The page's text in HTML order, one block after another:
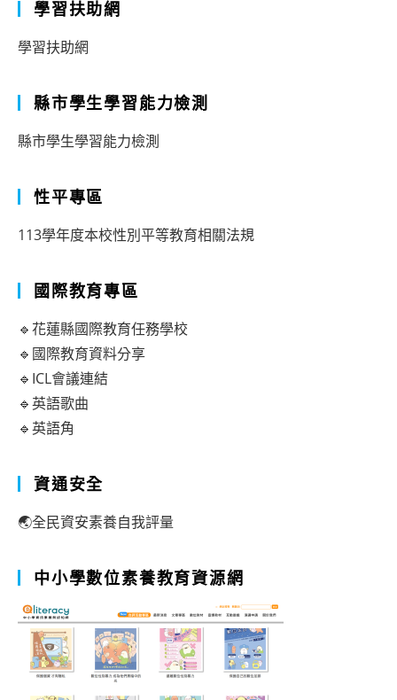
學習扶助網
學習扶助網
縣市學生學習能力檢測
縣市學生學習能力檢測
性平專區
113學年度本校性別平等教育相關法規
國際教育專區
🔹花蓮縣國際教育任務學校
🔹國際教育資料分享
🔹ICL會議連結
🔹英語歌曲
🔹英語角
資通安全
🌏全民資安素養自我評量
中小學數位素養教育資源網